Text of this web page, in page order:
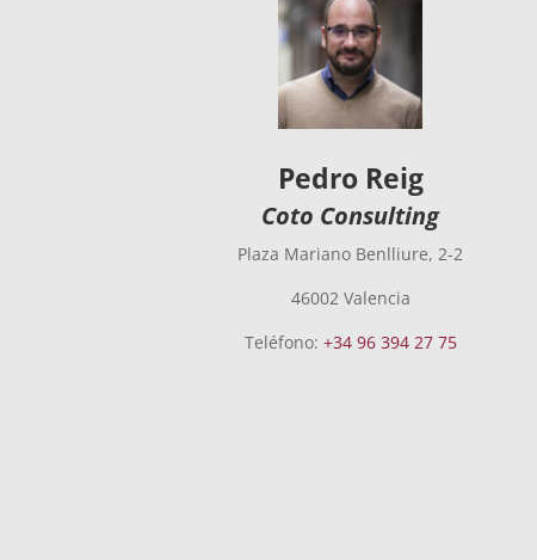
Pedro Reig
Coto Consulting
Plaza Mariano Benlliure, 2-2
46002 Valencia
Teléfono: +34 96 394 27 75